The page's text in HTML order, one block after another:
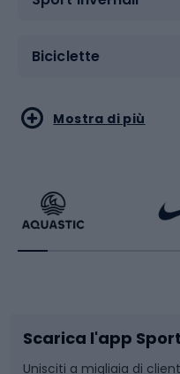
Biciclette
Sport acquatici
Bikepacking
Bushcraft
Sport di arti marziali
Sport con le
Slitte e slittini
Mostra di più
Scarica l'app
Unisciti a migliaia di